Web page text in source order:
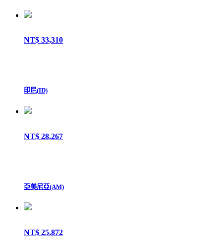
NT$ 33,310
印尼(ID)
NT$ 28,267
亞美尼亞(AM)
NT$ 25,872